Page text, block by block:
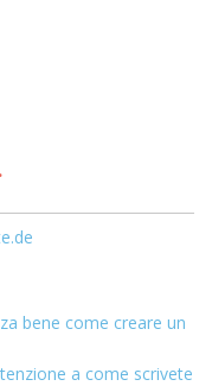
bene come creare un
a come scrivete